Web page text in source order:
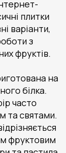
плитки
варіанти,
з
фруктів.
на
білка.
часто
та святами.
фруктовим